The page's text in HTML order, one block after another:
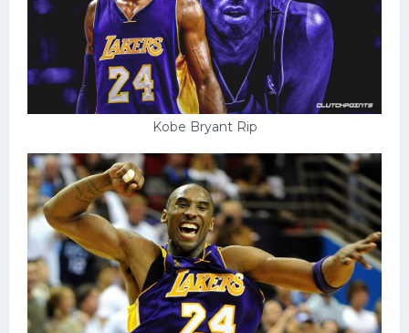
Kobe Bryant Rip